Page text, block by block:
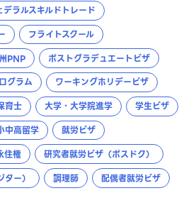
デラルスキルドトレード
フライトスクール
PNP
ポストグラデュエートビザ
グラム
ワーキングホリデービザ
育士 大学・大学院進学
学生ビザ
中高留学
就労ビザ
住権
研究者就労ビザ（ポスドク）
ー） 調理師 配偶者就労ビザ